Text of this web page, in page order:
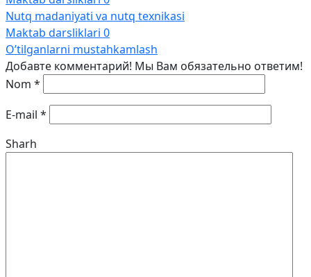
Nutq madaniyati va nutq texnikasi
Maktab darsliklari 0
O’tilganlarni mustahkamlash
Добавте комментарий! Мы Вам обязательно ответим!
Nom *
E-mail *
Sharh